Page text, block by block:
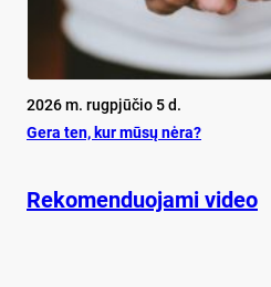
2026 m. rugpjūčio 5 d.
Ge­ra ten, kur mū­sų nė­ra?
Rekomenduojami video